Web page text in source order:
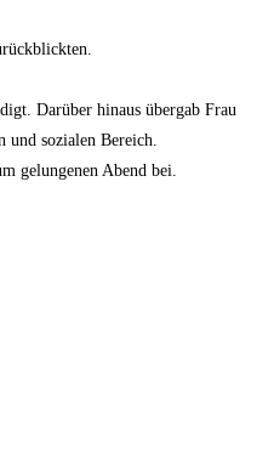
Darüber hinaus übergab Frau
und sozialen Bereich.
gelungenen Abend bei.